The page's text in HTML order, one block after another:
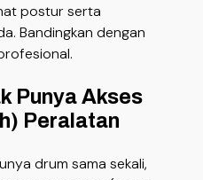
postur serta
Bandingkan dengan
Punya Akses
Peralatan
drum sama sekali,